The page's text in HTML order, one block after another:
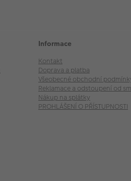
Informace
Kontakt
Doprava a platba
Všeobecné obchodní
Reklamace a odstoupení od
Nákup na splátky
PROHLÁŠENÍ O PŘÍSTUPNOSTI